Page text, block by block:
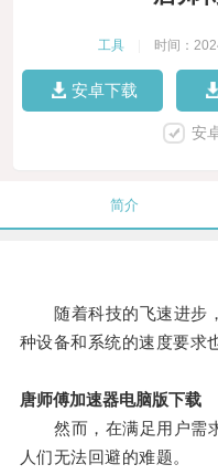
工具 时间：
安卓下载
安
简介
随着科技的飞速进步，
种设备和系统的速度要求
唐师傅加速器电脑版下载
然而，在满足用户需求
人们无法回避的难题。